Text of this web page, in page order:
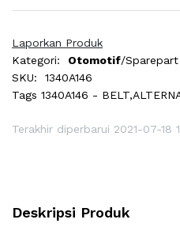
Laporkan Produk
Kategori:
Otomotif/Sparepart
SKU:
1340A146
Tags 1340A146 -
Terakhir diperbarui 2021-07-18
Deskripsi Produk